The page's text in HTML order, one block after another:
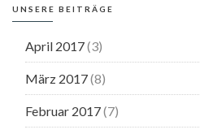
UNSERE BEITRÄGE
April 2017(3)
März 2017(8)
Februar 2017(7)